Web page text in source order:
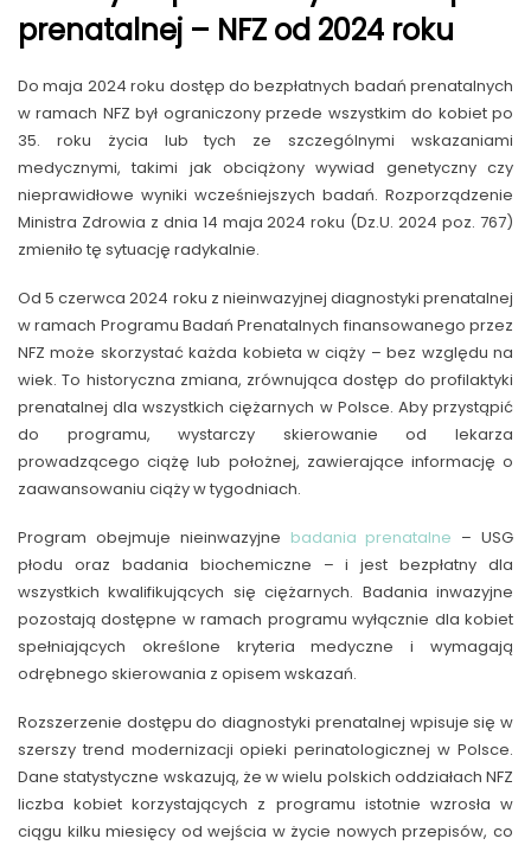
prenatalnej – NFZ od 2024 roku
Do maja 2024 roku dostęp do bezpłatnych badań prenatalnych
w ramach NFZ był ograniczony przede wszystkim do kobiet po
35. roku życia lub tych ze szczególnymi wskazaniami
medycznymi, takimi jak obciążony wywiad genetyczny czy
nieprawidłowe wyniki wcześniejszych badań. Rozporządzenie
Ministra Zdrowia z dnia 14 maja 2024 roku (Dz.U. 2024 poz. 767)
zmieniło tę sytuację radykalnie.
Od 5 czerwca 2024 roku z nieinwazyjnej diagnostyki prenatalnej
w ramach Programu Badań Prenatalnych finansowanego przez
NFZ może skorzystać każda kobieta w ciąży – bez względu na
wiek. To historyczna zmiana, zrównująca dostęp do profilaktyki
prenatalnej dla wszystkich ciężarnych w Polsce. Aby przystąpić
do programu, wystarczy skierowanie od lekarza
prowadzącego ciążę lub położnej, zawierające informację o
zaawansowaniu ciąży w tygodniach.
Program obejmuje nieinwazyjne badania prenatalne – USG
płodu oraz badania biochemiczne – i jest bezpłatny dla
wszystkich kwalifikujących się ciężarnych. Badania inwazyjne
pozostają dostępne w ramach programu wyłącznie dla kobiet
spełniających określone kryteria medyczne i wymagają
odrębnego skierowania z opisem wskazań.
Rozszerzenie dostępu do diagnostyki prenatalnej wpisuje się w
szerszy trend modernizacji opieki perinatologicznej w Polsce.
Dane statystyczne wskazują, że w wielu polskich oddziałach NFZ
liczba kobiet korzystających z programu istotnie wzrosła w
ciągu kilku miesięcy od wejścia w życie nowych przepisów, co